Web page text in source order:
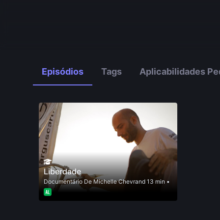
Episódios Tags Aplicabilidades
Liberdade
DocumentárioDe Michelle Chevrand13 min •